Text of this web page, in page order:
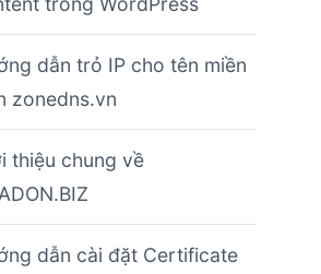
dẫn trỏ IP cho tên miền
zonedns.vn
thiệu chung về
dẫn cài đặt Certificate